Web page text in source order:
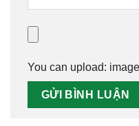
You can upload: image